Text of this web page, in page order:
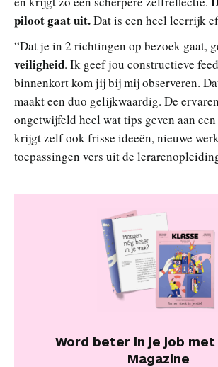
piloot gaat uit.Dat is een heel leerrijk
“Dat je in 2 richtingen op bezoek gaat,
veiligheid. Ik geef jou constructieve
binnenkort kom jij bij mij observeren.
maakt een duo gelijkwaardig. De
ongetwijfeld heel wat tips geven aan
krijgt zelf ook frisse ideeën, nieuwe
toepassingen vers uit de
Word beter in je job met
Magazine